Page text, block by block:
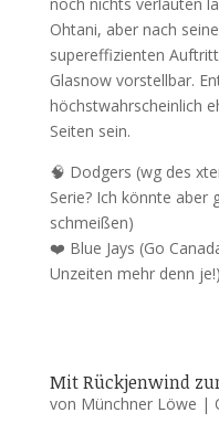
Ohtani, aber nach
supereffizienten
Glasnow vorstellbar.
höchstwahrscheinlich
Seiten sein.
🧠 Dodgers (wg des
Serie? Ich könnte aber
schmeißen)
❤️ Blue Jays (Go
Unzeiten mehr denn je!)
Mit Rückjenwind
von Münchner Löwe |